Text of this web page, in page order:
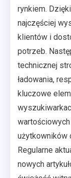
rynkiem.
najczęściej
klientów i
potrzeb.
technicznej
ładowania,
kluczowe
użytkowników
Regularne
nowych